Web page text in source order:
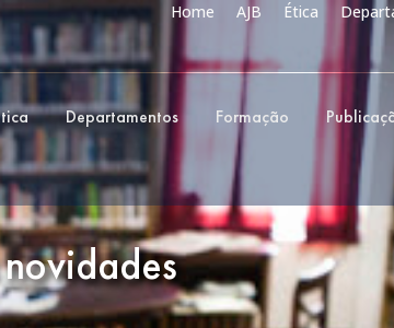
Home AJB Ética
Departamentos Formação